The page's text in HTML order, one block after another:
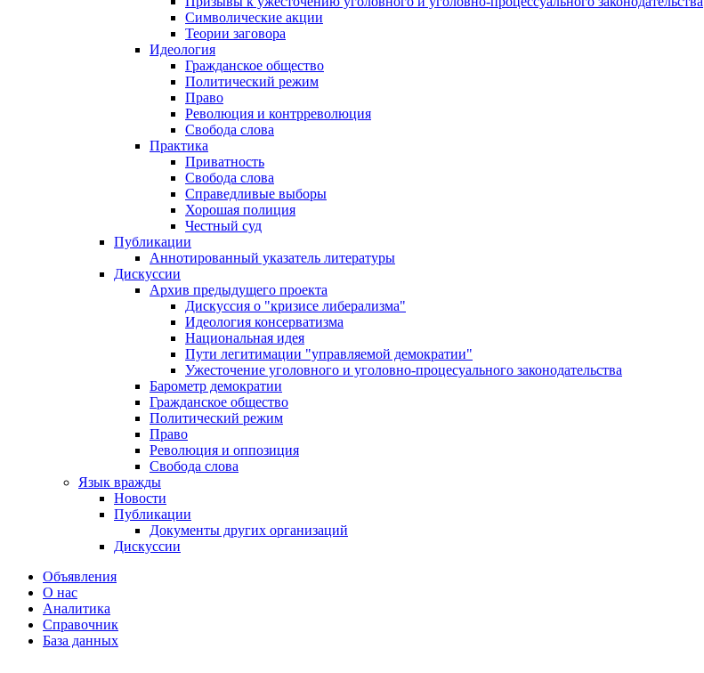
Символические акции
Теории заговора
Идеология
Гражданское общество
Политический режим
Право
Революция и контрреволюция
Свобода слова
Практика
Приватность
Свобода слова
Справедливые выборы
Хорошая полиция
Честный суд
Публикации
Аннотированный указатель литературы
Дискуссии
Архив предыдущего проекта
Дискуссия о "кризисе либерализма"
Идеология консерватизма
Национальная идея
Пути легитимации "управляемой демократии"
Ужесточение уголовного и уголовно-процесуального законодательства
Барометр демократии
Гражданское общество
Политический режим
Право
Революция и оппозиция
Свобода слова
Язык вражды
Новости
Публикации
Документы других организаций
Дискуссии
Объявления
О нас
Аналитика
Справочник
База данных